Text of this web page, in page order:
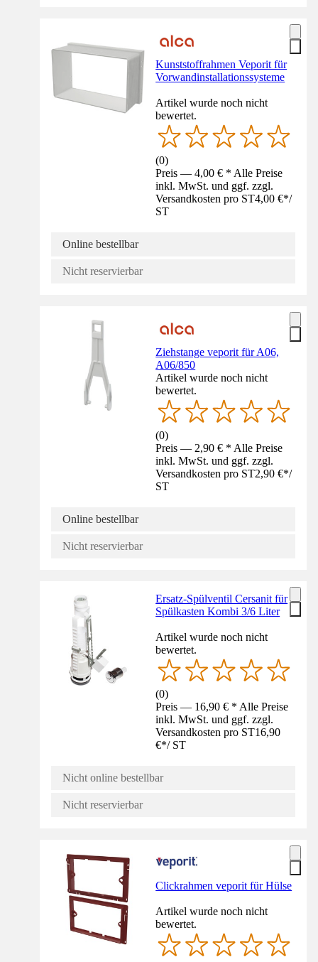
Kunststoffrahmen Veporit für
Vorwandinstallationssysteme
Artikel wurde noch nicht
bewertet.
(0)
Preis — 4,00 € * Alle Preise
inkl. MwSt. und ggf. zzgl.
Versandkosten pro ST4,00 €*/
ST
Online bestellbar
Nicht reservierbar
Ziehstange veporit für A06,
A06/850
Artikel wurde noch nicht
bewertet.
(0)
Preis — 2,90 € * Alle Preise
inkl. MwSt. und ggf. zzgl.
Versandkosten pro ST2,90 €*/
ST
Online bestellbar
Nicht reservierbar
Ersatz-Spülventil Cersanit für
Spülkasten Kombi 3/6 Liter
Artikel wurde noch nicht
bewertet.
(0)
Preis — 16,90 € * Alle Preise
inkl. MwSt. und ggf. zzgl.
Versandkosten pro ST16,90
€*/ ST
Nicht online bestellbar
Nicht reservierbar
Clickrahmen veporit für Hülse
Artikel wurde noch nicht
bewertet.